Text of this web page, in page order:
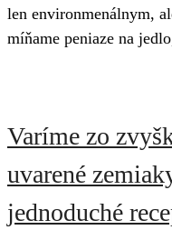
len environmenálnym,
míňame peniaze na
Varíme zo
uvarené
jednoduché